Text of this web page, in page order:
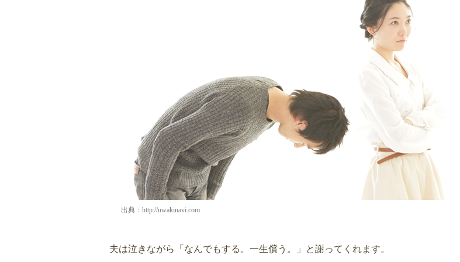
出典： http://uwakinavi.com
夫は泣きながら「なんでもする。一生償う。」と謝ってくれます。